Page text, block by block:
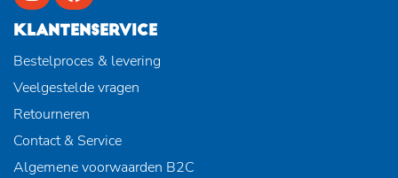
KLANTENSERVICE
Bestelproces & levering
Veelgestelde vragen
Retourneren
Contact & Service
Algemene voorwaarden B2C